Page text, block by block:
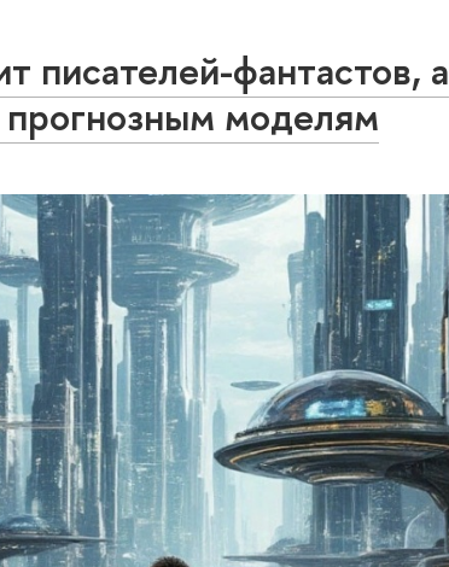
писателей-фантастов, а
прогнозным моделям